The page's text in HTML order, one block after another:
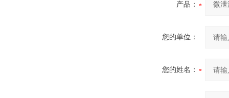
产品：
您的单位：
您的姓名：